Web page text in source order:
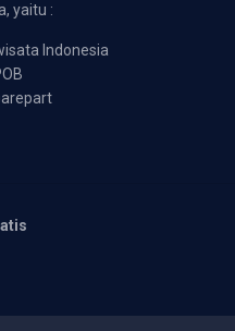
yaitu :
Indonesia